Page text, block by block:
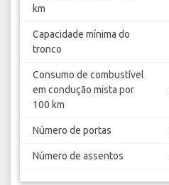
km
Capacidade mínima do
tronco
Consumo de combustível
em condução mista por
100 km
Número de portas
Número de assentos